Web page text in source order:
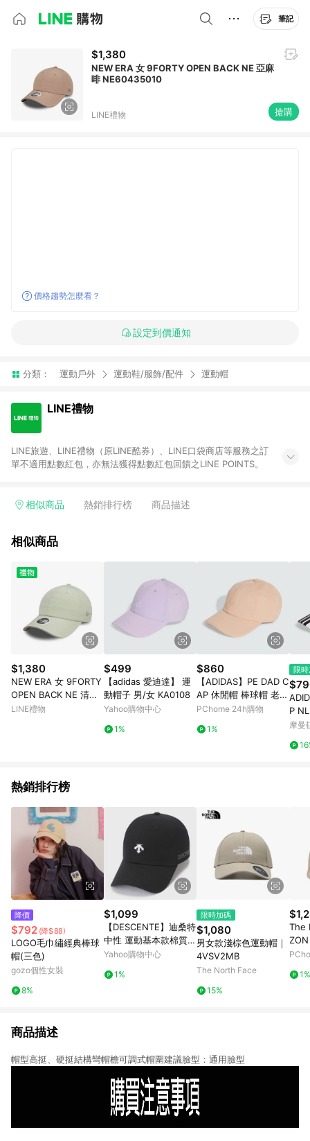
筆記
$1,380
NEW ERA 女 9FORTY OPEN BACK NE 亞麻
啡 NE60435010
LINE禮物 搶購
價格趨勢怎麼看？
設定到價通知
分類： 運動戶外 運動鞋/服飾/配件 運動帽
LINE禮物
LINE旅遊、LINE禮物（原LINE酷券）、LINE口袋商店等服務之訂
單不適用點數紅包，亦無法獲得點數紅包回饋之LINE POINTS。
相似商品 熱銷排行榜 商品描述
相似商品
$1,380
NEW ERA 女 9FORTY
OPEN BACK NE 清新
薄荷 NE60435009
LINE禮物
$499
【adidas 愛迪達】 運
動帽子 男/女 KA0108
Yahoo購物中心
1%
$860
【ADIDAS】PE DAD C
AP 休閒帽 棒球帽 老帽
中 粉色-JN7137
PChome 24h購物
1%
限
P
652
摩曼
熱銷排行榜
降價
$792 (降$88)
LOGO毛巾繡經典棒球
帽(三色)
gozo個性女裝
8%
$1,099
【DESCENTE】迪桑特
中性 運動基本款棉質運
動帽 棒球帽(黑色/白
Yahoo購物中心
1%
限時加碼
$1,080
男女款淺棕色運動帽｜
4VSV2MB
The North Face
15%
The
1%
商品描述
帽型高挺、硬挺結構彎帽檐可調式帽圍建議臉型：通用臉型